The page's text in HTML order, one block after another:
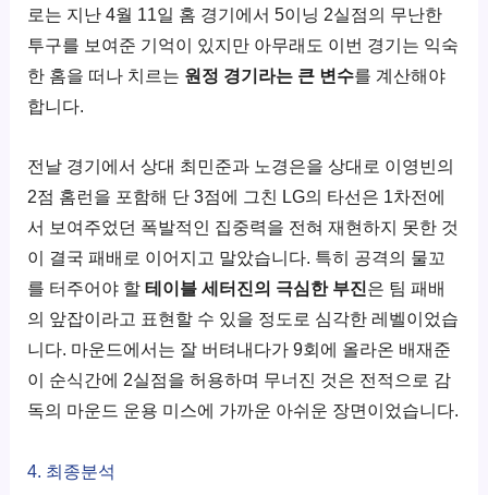
로는 지난 4월 11일 홈 경기에서 5이닝 2실점의 무난한
투구를 보여준 기억이 있지만 아무래도 이번 경기는 익숙
한 홈을 떠나 치르는 원정 경기라는 큰 변수를 계산해야
합니다.
전날 경기에서 상대 최민준과 노경은을 상대로 이영빈의
2점 홈런을 포함해 단 3점에 그친 LG의 타선은 1차전에
서 보여주었던 폭발적인 집중력을 전혀 재현하지 못한 것
이 결국 패배로 이어지고 말았습니다. 특히 공격의 물꼬
를 터주어야 할테이블 세터진의 극심한 부진은 팀 패배
의 앞잡이라고 표현할 수 있을 정도로 심각한 레벨이었습
니다. 마운드에서는 잘 버텨내다가 9회에 올라온 배재준
이 순식간에 2실점을 허용하며 무너진 것은 전적으로 감
독의 마운드 운용 미스에 가까운 아쉬운 장면이었습니다.
4. 최종분석